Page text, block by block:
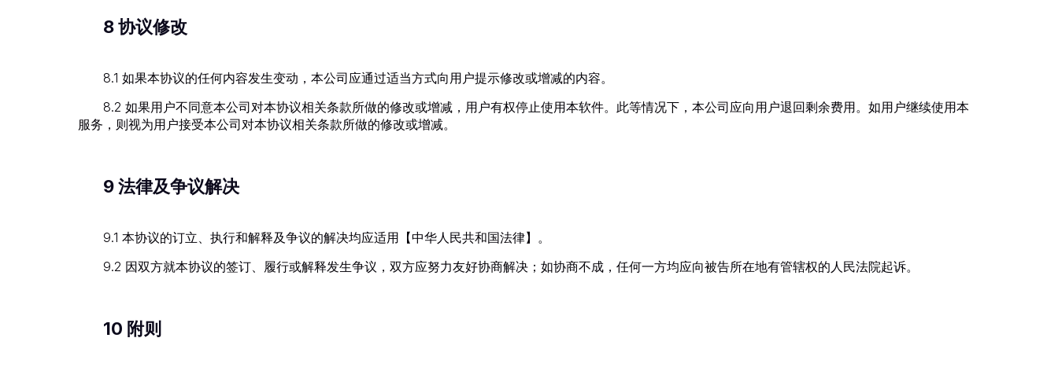
8 协议修改
8.1 如果本协议的任何内容发生变动，本公司应通过适当方式向用户提示修改或增减的内容。
8.2 如果用户不同意本公司对本协议相关条款所做的修改或增减，用户有权停止使用本软件。此等情况下，本公司应向用户退回剩余费用。如用户继续使用本
服务，则视为用户接受本公司对本协议相关条款所做的修改或增减。
9 法律及争议解决
9.1 本协议的订立、执行和解释及争议的解决均应适用【中华人民共和国法律】。
9.2 因双方就本协议的签订、履行或解释发生争议，双方应努力友好协商解决；如协商不成，任何一方均应向被告所在地有管辖权的人民法院起诉。
10 附则